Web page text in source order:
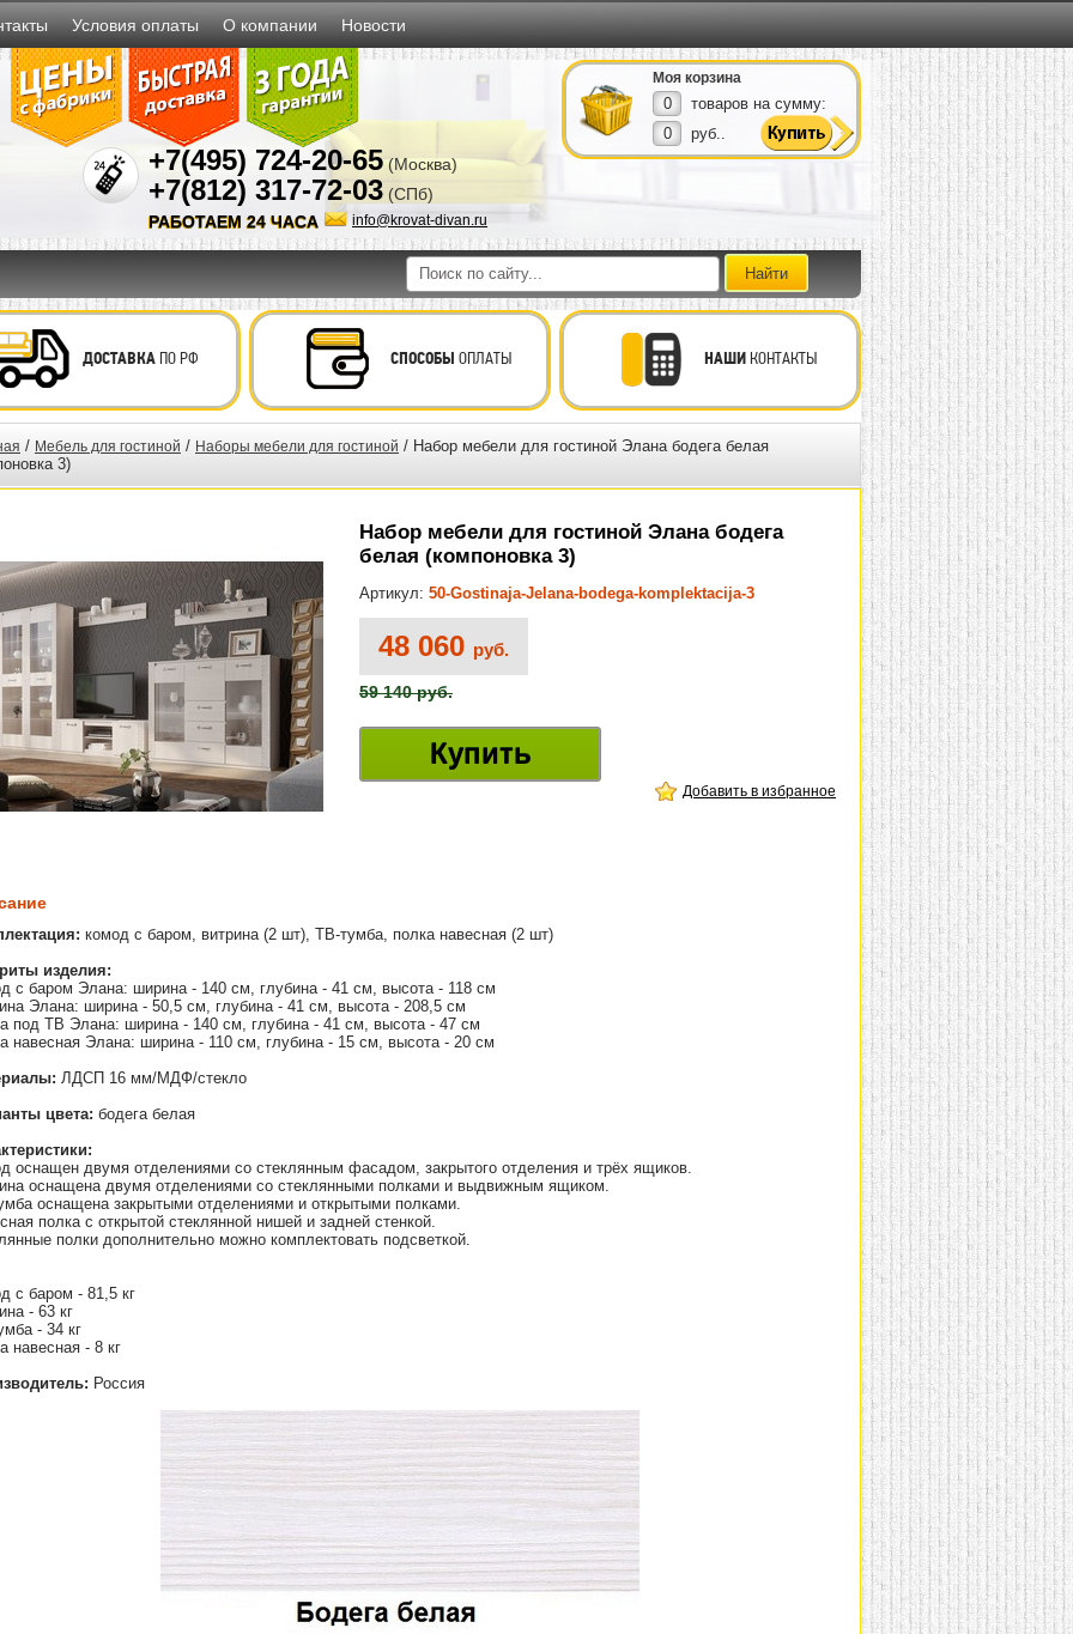
Условия оплаты О компании Новости
+7(495) 724-20-65 (Москва)
+7(812) 317-72-03 (СПб)
info@krovat-divan.ru
РАБОТАЕМ 24 ЧАСА
Моя корзина
0
товаров на сумму:
0
руб..
ДОСТАВКАПО РФ СПОСОБЫ ОПЛАТЫ НАШИКОНТАКТЫ
/ Мебель для гостиной / Наборы мебели для гостиной / Набор мебели для гостиной Элана бодега белая
3)
Набор мебели для гостиной Элана бодега
белая (компоновка 3)
Артикул: 50-Gostinaja-Jelana-bodega-komplektacija-3
48 060 руб.
59 140 руб.
Купить
Добавить в избранное
комод с баром, витрина (2 шт), ТВ-тумба, полка навесная (2 шт)
изделия:
с баром Элана: ширина - 140 см, глубина - 41 см, высота - 118 см
Элана: ширина - 50,5 см, глубина - 41 см, высота - 208,5 см
под ТВ Элана: ширина - 140 см, глубина - 41 см, высота - 47 см
навесная Элана: ширина - 110 см, глубина - 15 см, высота - 20 см
ЛДСП 16 мм/МДФ/стекло
цвета: бодега белая
оснащен двумя отделениями со стеклянным фасадом, закрытого отделения и трёх ящиков.
оснащена двумя отделениями со стеклянными полками и выдвижным ящиком.
оснащена закрытыми отделениями и открытыми полками.
полка с открытой стеклянной нишей и задней стенкой.
полки дополнительно можно комплектовать подсветкой.
с баром - 81,5 кг
- 63 кг
- 34 кг
навесная - 8 кг
Россия